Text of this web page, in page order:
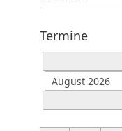
Termine